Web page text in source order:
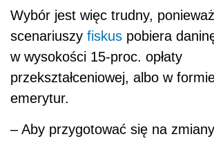
Wybór jest więc trudny,
scenariuszy fiskus pobiera
w wysokości 15-proc. opłaty
przekształceniowej, albo w
emerytur.
– Aby przygotować się na